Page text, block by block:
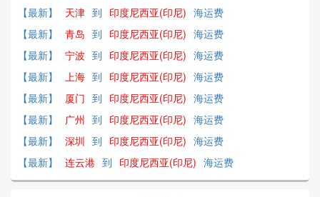
【最新】
天津 到 印度尼西亚(印尼) 海运费
【最新】
青岛 到 印度尼西亚(印尼) 海运费
【最新】
宁波 到 印度尼西亚(印尼) 海运费
【最新】
上海 到 印度尼西亚(印尼) 海运费
【最新】
厦门 到 印度尼西亚(印尼) 海运费
【最新】
广州 到 印度尼西亚(印尼) 海运费
【最新】
深圳 到 印度尼西亚(印尼) 海运费
【最新】
连云港 到 印度尼西亚(印尼) 海运费